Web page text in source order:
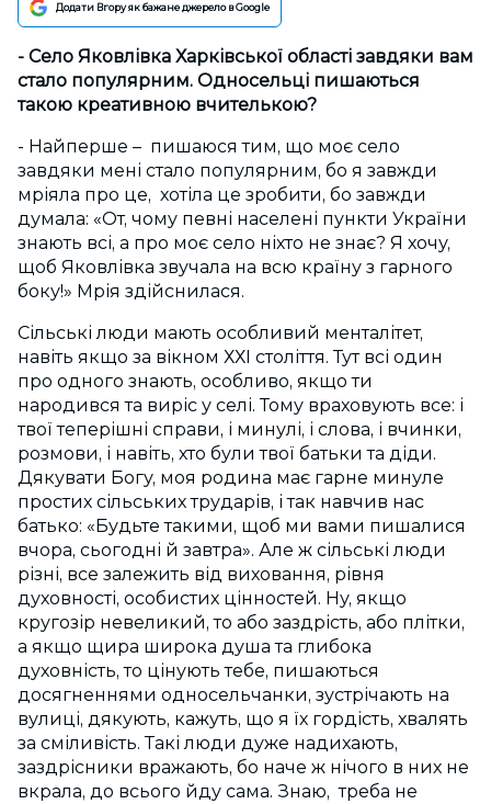
Додати Вгору як бажане джерело в Google
- Село Яковлівка Харківської області завдяки вам
стало популярним. Односельці пишаються
такою креативною вчителькою?
- Найперше – пишаюся тим, що моє село
завдяки мені стало популярним, бо я завжди
мріяла про це, хотіла це зробити, бо завжди
думала: «От, чому певні населені пункти України
знають всі, а про моє село ніхто не знає? Я хочу,
щоб Яковлівка звучала на всю країну з гарного
боку!» Мрія здійснилася.
Сільські люди мають особливий менталітет,
навіть якщо за вікном ХХІ століття. Тут всі один
про одного знають, особливо, якщо ти
народився та виріс у селі. Тому враховують все: і
твої теперішні справи, і минулі, і слова, і вчинки,
розмови, і навіть, хто були твої батьки та діди.
Дякувати Богу, моя родина має гарне минуле
простих сільських трударів, і так навчив нас
батько: «Будьте такими, щоб ми вами пишалися
вчора, сьогодні й завтра». Але ж сільські люди
різні, все залежить від виховання, рівня
духовності, особистих цінностей. Ну, якщо
кругозір невеликий, то або заздрість, або плітки,
а якщо щира широка душа та глибока
духовність, то цінують тебе, пишаються
досягненнями односельчанки, зустрічають на
вулиці, дякують, кажуть, що я їх гордість, хвалять
за сміливість. Такі люди дуже надихають,
заздрісники вражають, бо наче ж нічого в них не
вкрала, до всього йду сама. Знаю, треба не